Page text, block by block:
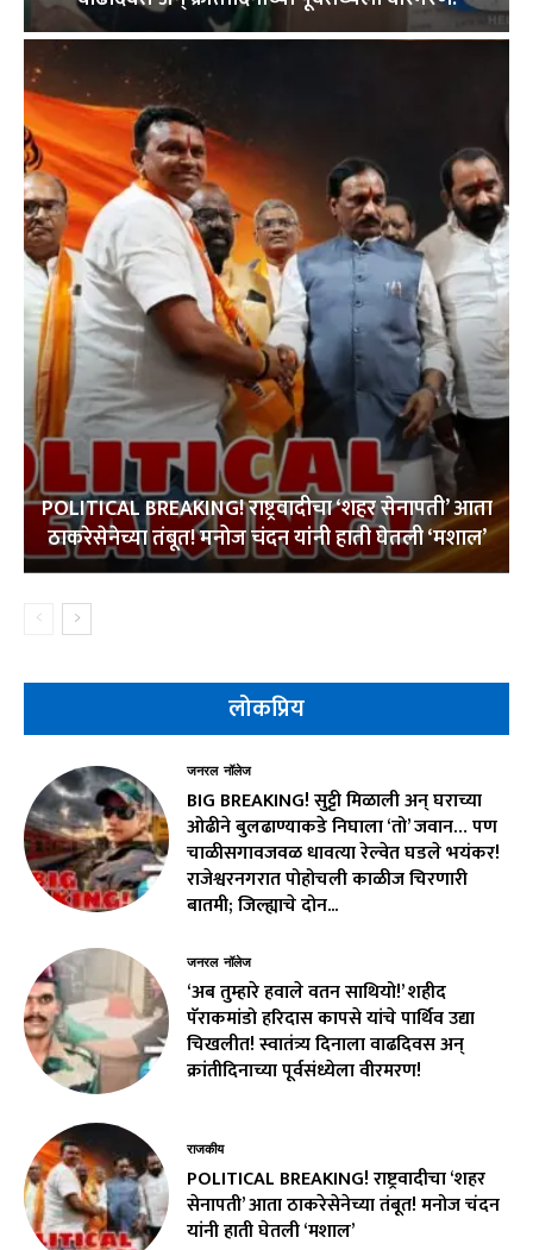
POLITICAL BREAKING! राष्ट्रवादीचा ‘शहर सेनापती’ आता
ठाकरेसेनेच्या तंबूत! मनोज चंदन यांनी हाती घेतली ‘मशाल’
लोकप्रिय
जनरल नॉलेज
BIG BREAKING! सुट्टी मिळाली अन् घराच्या
ओढीने बुलढाण्याकडे निघाला ‘तो’ जवान… पण
चाळीसगावजवळ धावत्या रेल्वेत घडले भयंकर!
राजेश्वरनगरात पोहोचली काळीज चिरणारी
बातमी; जिल्ह्याचे दोन...
जनरल नॉलेज
‘अब तुम्हारे हवाले वतन साथियो!’ शहीद
पॅराकमांडो हरिदास कापसे यांचे पार्थिव उद्या
चिखलीत! स्वातंत्र्य दिनाला वाढदिवस अन्
क्रांतीदिनाच्या पूर्वसंध्येला वीरमरण!
राजकीय
POLITICAL BREAKING! राष्ट्रवादीचा ‘शहर
सेनापती’ आता ठाकरेसेनेच्या तंबूत! मनोज चंदन
यांनी हाती घेतली ‘मशाल’